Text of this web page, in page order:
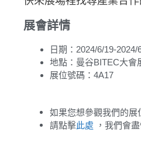
展會詳情
日期：2024/6/19-2024/
地點：曼谷BITEC大會
展位號碼：4A17
如果您想參觀我們的展
請點擊此處 ，我們會